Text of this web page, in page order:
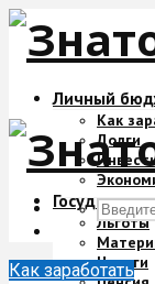
Личный
Как
Долги
Льготы
Налоги
Как заработать